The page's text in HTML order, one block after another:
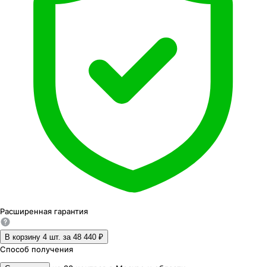
Расширенная гарантия
В корзину 4 шт. за 48 440 ₽
Способ получения